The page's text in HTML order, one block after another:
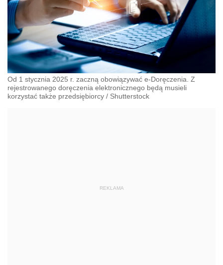
Od 1 stycznia 2025 r. zaczną obowiązywać e-Doręczenia. Z
rejestrowanego doręczenia elektronicznego będą musieli
korzystać także przedsiębiorcy / Shutterstock